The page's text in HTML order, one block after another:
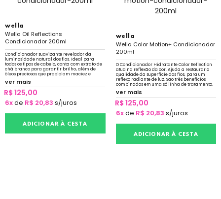
wella
Wella Oil Reflections
Condicionador 200ml
Condicionador suavizante revelador da
luminosidade natural dos fios. Ideal para
todos os tipos de cabelo, conta com extrato de
chá branco para garantir brilho, além de
óleos preciosos que propiciam maciez e
ver mais
R$ 125,00
6xde R$ 20,83 s/juros
ADICIONAR À CESTA
wella
Wella Color Motion+ Condicionador
200ml
O Condicionador Hidratante Color Reflection
atua na reflexão da cor. Ajuda a restaurar a
qualidade da superfície dos fios, para um
reflexo radiante de luz. São três benefícios
combinados em uma só linha de tratamento.
ver mais
R$ 125,00
6xde R$ 20,83 s/juros
ADICIONAR À CESTA